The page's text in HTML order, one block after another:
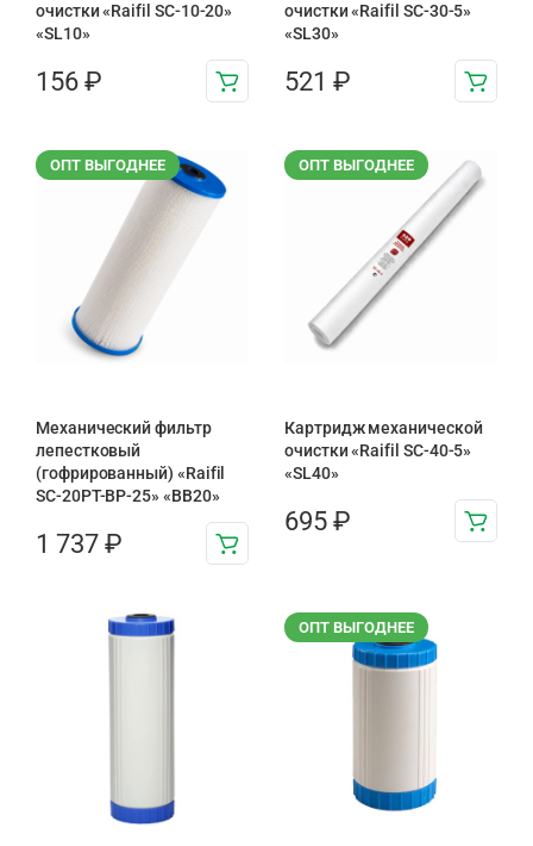
очистки «Raifil SC-10-20»
«SL10»
156 ₽
очистки «Raifil SC-30-5»
«SL30»
521 ₽
ОПТ ВЫГОДНЕЕ
Механический фильтр
лепестковый
(гофрированный) «Raifil
SC-20PT-ВР-25» «BB20»
1 737 ₽
ОПТ ВЫГОДНЕЕ
Картридж механической
очистки «Raifil SC-40-5»
«SL40»
695 ₽
ОПТ ВЫГОДНЕЕ